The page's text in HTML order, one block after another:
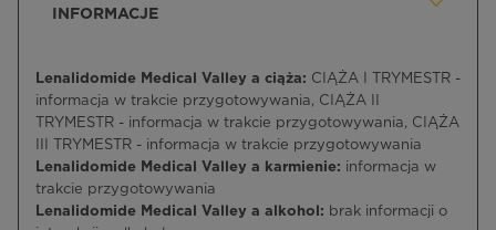
INFORMACJE
Lenalidomide Medical Valley a ciąża: CIĄŻA I TRYMESTR -
informacja w trakcie przygotowywania, CIĄŻA II
TRYMESTR - informacja w trakcie przygotowywania, CIĄŻA
III TRYMESTR - informacja w trakcie przygotowywania
Lenalidomide Medical Valley a karmienie: informacja w
trakcie przygotowywania
Lenalidomide Medical Valley a alkohol: brak informacji o